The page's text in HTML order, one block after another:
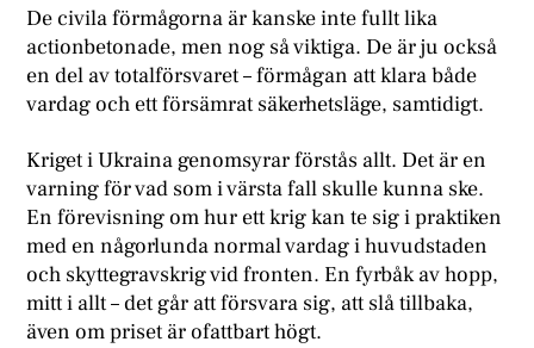
De civila förmågorna är kanske inte fullt lika
actionbetonade, men nog så viktiga. De är ju också
en del av totalförsvaret – förmågan att klara både
vardag och ett försämrat säkerhetsläge, samtidigt.
Kriget i Ukraina genomsyrar förstås allt. Det är en
varning för vad som i värsta fall skulle kunna ske.
En förevisning om hur ett krig kan te sig i praktiken
med en någorlunda normal vardag i huvudstaden
och skyttegravskrig vid fronten. En fyrbåk av hopp,
mitt i allt – det går att försvara sig, att slå tillbaka,
även om priset är ofattbart högt.